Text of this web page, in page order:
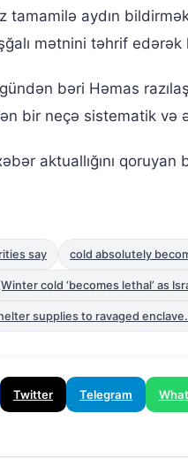
tamamilə aydın
mətnini təhrif
bəri Həmas
bir neçə sistematik və
aktuallığını
say cold absolutely
cold ‘becomes lethal’ as
supplies to ravaged
Twitter Telegram